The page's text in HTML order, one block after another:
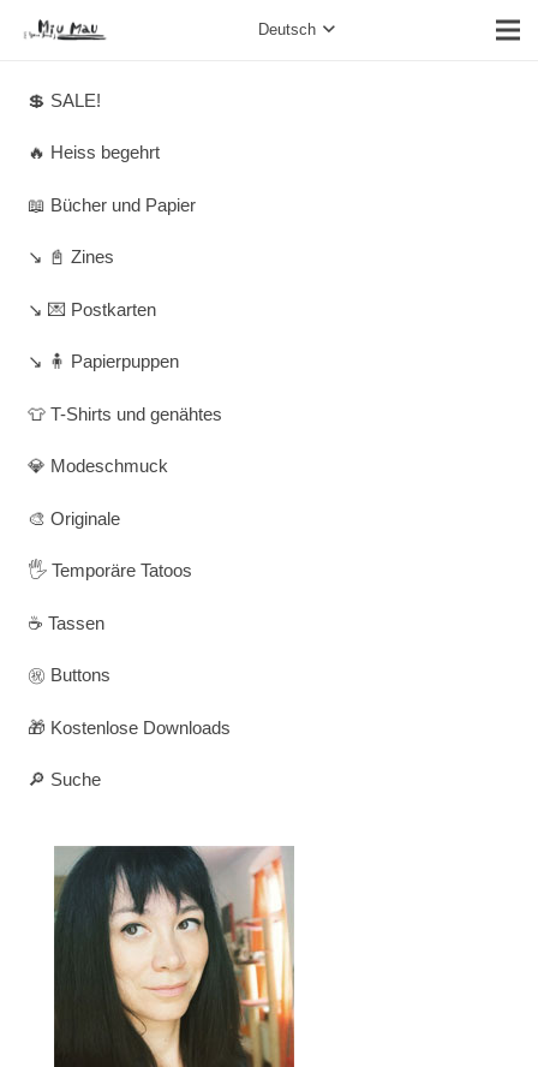
Deutsch
💲 SALE!
🔥 Heiss begehrt
📖 Bücher und Papier
↘️ 📓 Zines
↘️ 💌 Postkarten
↘️ 🧍 Papierpuppen
👕 T-Shirts und genähtes
💎 Modeschmuck
🎨 Originale
🖐️ Temporäre Tatoos
☕ Tassen
㊗️ Buttons
🎁 Kostenlose Downloads
🔎 Suche